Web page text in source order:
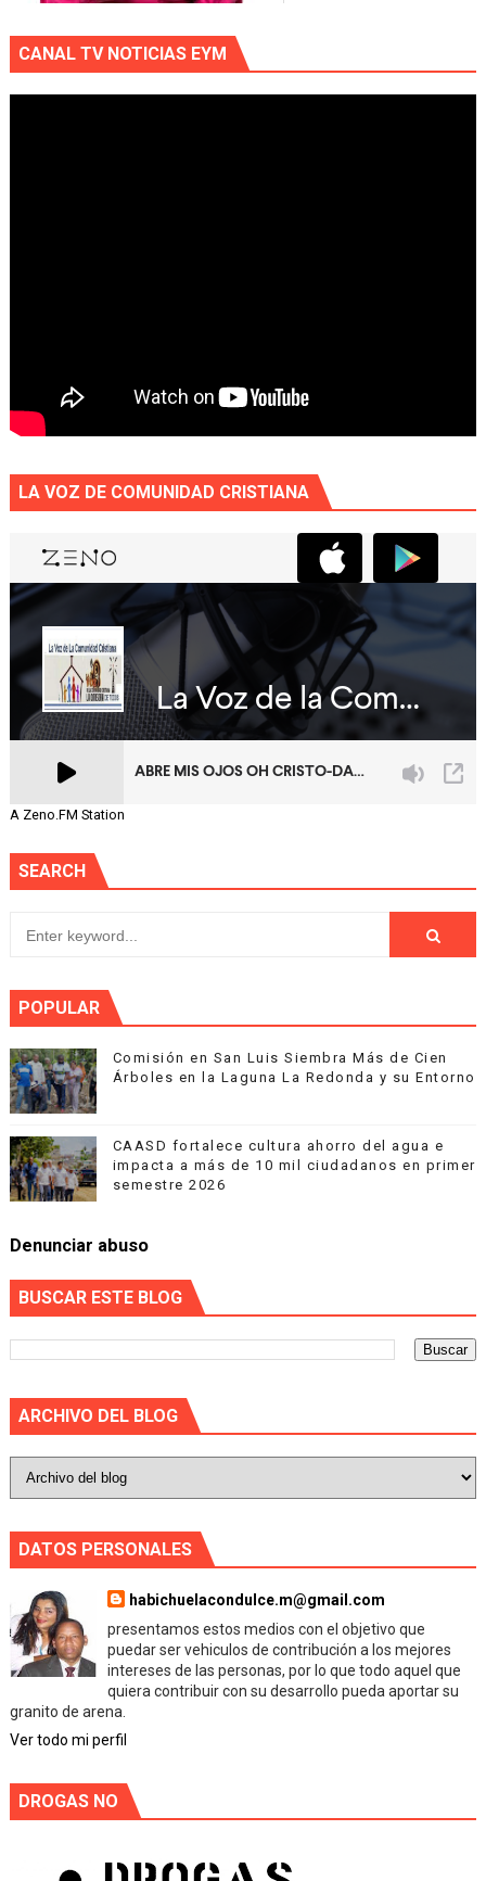
CANAL TV NOTICIAS EYM
LA VOZ DE COMUNIDAD CRISTIANA
A Zeno.FM Station
SEARCH
POPULAR
Comisión en San Luis Siembra Más de Cien
Árboles en la Laguna La Redonda y su Entorno
CAASD fortalece cultura ahorro del agua e
impacta a más de 10 mil ciudadanos en primer
semestre 2026
Denunciar abuso
BUSCAR ESTE BLOG
ARCHIVO DEL BLOG
DATOS PERSONALES
habichuelacondulce.m@gmail.com
presentamos estos medios con el objetivo que
puedar ser vehiculos de contribución a los mejores
intereses de las personas, por lo que todo aquel que
quiera contribuir con su desarrollo pueda aportar su
granito de arena.
Ver todo mi perfil
DROGAS NO